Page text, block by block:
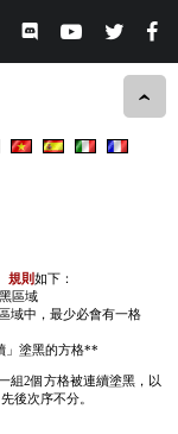
規則如下：
區域
域中，最少必會有一格
」塗黑的方格**
組2個方格被連續塗黑，以
後次序不分。